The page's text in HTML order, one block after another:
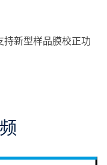
持新型样品膜校正功